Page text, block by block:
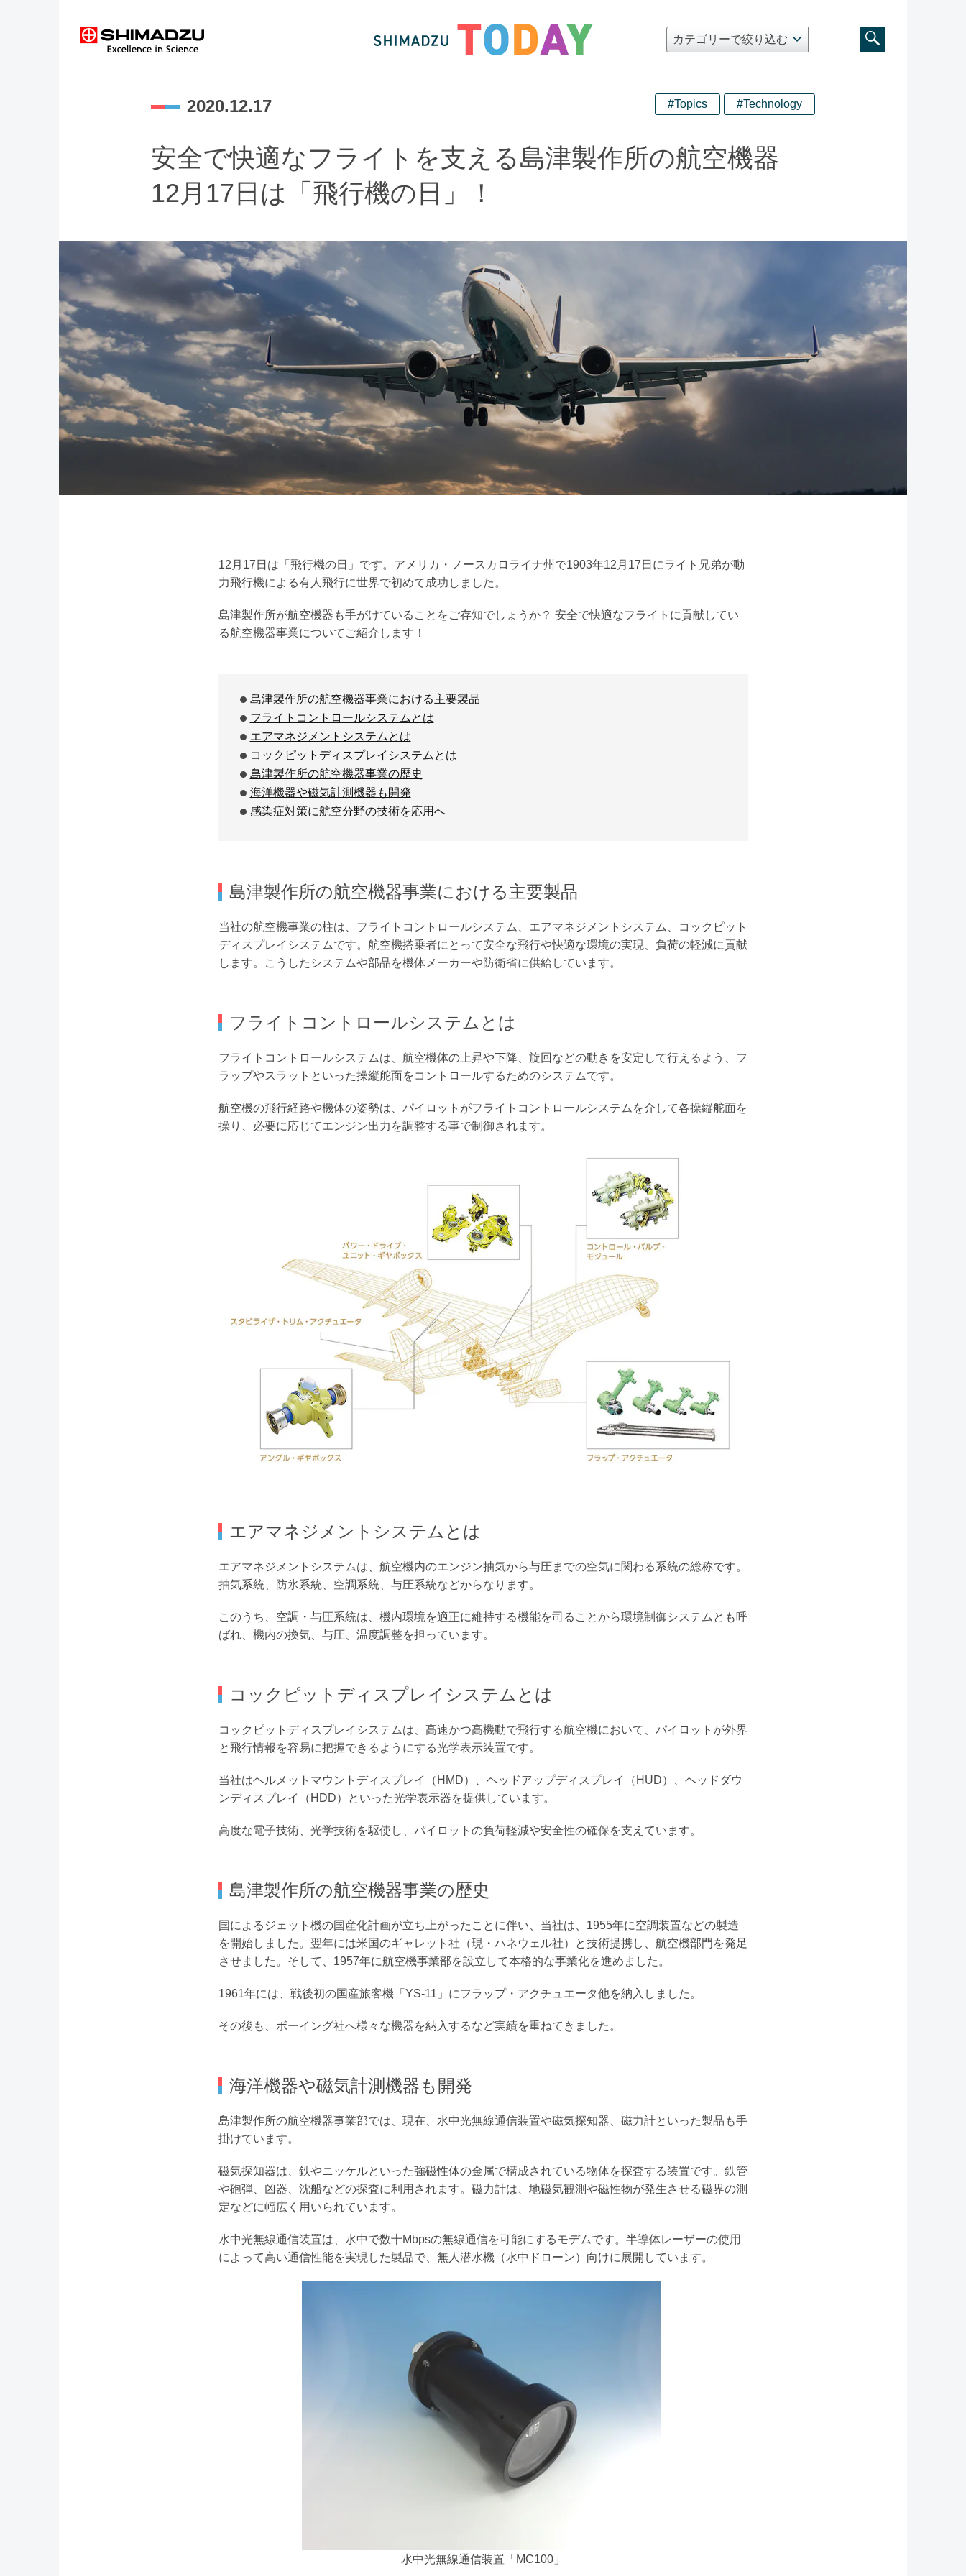
2020.12.17 #Topics #Technology
安全で快適なフライトを支える島津製作所の航空機器
12月17日は「飛行機の日」！
12月17日は「飛行機の日」です。アメリカ・ノースカロライナ州で1903年12月17日にライト兄弟が動
力飛行機による有人飛行に世界で初めて成功しました。
島津製作所が航空機器も手がけていることをご存知でしょうか？ 安全で快適なフライトに貢献してい
る航空機器事業についてご紹介します！
島津製作所の航空機器事業における主要製品
フライトコントロールシステムとは
エアマネジメントシステムとは
コックピットディスプレイシステムとは
島津製作所の航空機器事業の歴史
海洋機器や磁気計測機器も開発
感染症対策に航空分野の技術を応用へ
島津製作所の航空機器事業における主要製品
当社の航空機事業の柱は、フライトコントロールシステム、エアマネジメントシステム、コックピット
ディスプレイシステムです。航空機搭乗者にとって安全な飛行や快適な環境の実現、負荷の軽減に貢献
します。こうしたシステムや部品を機体メーカーや防衛省に供給しています。
フライトコントロールシステムとは
フライトコントロールシステムは、航空機体の上昇や下降、旋回などの動きを安定して行えるよう、フ
ラップやスラットといった操縦舵面をコントロールするためのシステムです。
航空機の飛行経路や機体の姿勢は、パイロットがフライトコントロールシステムを介して各操縦舵面を
操り、必要に応じてエンジン出力を調整する事で制御されます。
エアマネジメントシステムとは
エアマネジメントシステムは、航空機内のエンジン抽気から与圧までの空気に関わる系統の総称です。
抽気系統、防氷系統、空調系統、与圧系統などからなります。
このうち、空調・与圧系統は、機内環境を適正に維持する機能を司ることから環境制御システムとも呼
ばれ、機内の換気、与圧、温度調整を担っています。
コックピットディスプレイシステムとは
コックピットディスプレイシステムは、高速かつ高機動で飛行する航空機において、パイロットが外界
と飛行情報を容易に把握できるようにする光学表示装置です。
当社はヘルメットマウントディスプレイ（HMD）、ヘッドアップディスプレイ（HUD）、ヘッドダウ
ンディスプレイ（HDD）といった光学表示器を提供しています。
高度な電子技術、光学技術を駆使し、パイロットの負荷軽減や安全性の確保を支えています。
島津製作所の航空機器事業の歴史
国によるジェット機の国産化計画が立ち上がったことに伴い、当社は、1955年に空調装置などの製造
を開始しました。翌年には米国のギャレット社（現・ハネウェル社）と技術提携し、航空機部門を発足
させました。そして、1957年に航空機事業部を設立して本格的な事業化を進めました。
1961年には、戦後初の国産旅客機「YS-11」にフラップ・アクチュエータ他を納入しました。
その後も、ボーイング社へ様々な機器を納入するなど実績を重ねてきました。
海洋機器や磁気計測機器も開発
島津製作所の航空機器事業部では、現在、水中光無線通信装置や磁気探知器、磁力計といった製品も手
掛けています。
磁気探知器は、鉄やニッケルといった強磁性体の金属で構成されている物体を探査する装置です。鉄管
や砲弾、凶器、沈船などの探査に利用されます。磁力計は、地磁気観測や磁性物が発生させる磁界の測
定などに幅広く用いられています。
水中光無線通信装置は、水中で数十Mbpsの無線通信を可能にするモデムです。半導体レーザーの使用
によって高い通信性能を実現した製品で、無人潜水機（水中ドローン）向けに展開しています。
水中光無線通信装置「MC100」